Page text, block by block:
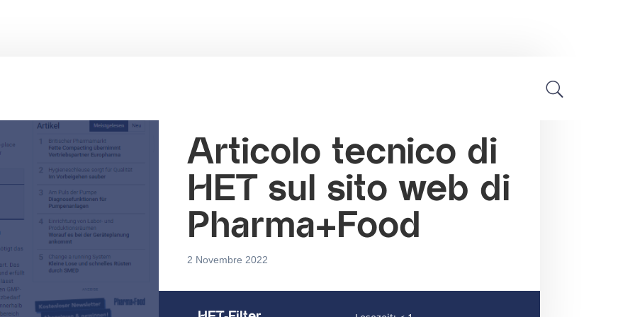
Articolo tecnico di
HET sul sito web di
Pharma+Food
2 Novembre 2022